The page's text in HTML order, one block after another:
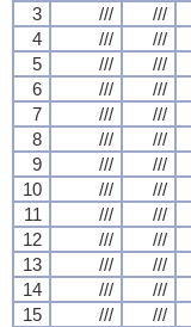
3
/// ///
4
/// ///
5
/// ///
6
/// ///
7
/// ///
8
/// ///
9
/// ///
10
/// ///
11
/// ///
12
/// ///
13
/// ///
14
/// ///
15
/// ///
3
/// ///
4
/// ///
5
/// ///
6
/// ///
7
/// ///
8
/// ///
9
/// ///
10
/// ///
11
/// ///
12
/// ///
13
/// ///
14
/// ///
15
/// ///
3
/// ///
4
/// ///
5
/// ///
6
/// ///
7
/// ///
8
/// ///
9
/// ///
10
/// ///
11
/// ///
12
/// ///
13
/// ///
14
/// ///
15
/// ///
3
/// ///
4
/// ///
5
/// ///
6
/// ///
7
/// ///
8
/// ///
9
/// ///
10
/// ///
11
/// ///
12
/// ///
13
/// ///
14
/// ///
15
/// ///